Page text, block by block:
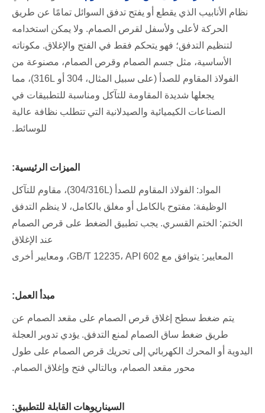
نظام الأنابيب الذي يقطع أو يفتح تدفق السوائل تمامًا عن طريق
الحركة لأعلى ولأسفل لقرص الصمام. ولا يمكن استخدامه
لتنظيم التدفق؛ فهو يتحكم فقط في الفتح والإغلاق. مكوناته
الأساسية، مثل جسم الصمام وقرص الصمام، مصنوعة من
الفولاذ المقاوم للصدأ (على سبيل المثال، 304 أو 316L)، مما
يجعلها شديدة المقاومة للتآكل ومناسبة للتطبيقات في
الصناعات الكيميائية والصيدلانية التي تتطلب نظافة عالية
للوسائط.
الميزات الرئيسية:
المواد: الفولاذ المقاوم للصدأ (304/316L)، مقاوم للتآكل
الوظيفة: مفتوح بالكامل أو مغلق بالكامل، لا ينظم التدفق
الختم: الختم القسري. يجب تطبيق الضغط على قرص الصمام
عند الإغلاق
المعايير: يتوافق مع GB/T 12235، API 602، ومعايير أخرى
مبدأ العمل:
يتم ضغط سطح إغلاق قرص الصمام على مقعد الصمام عن
طريق ضغط ساق الصمام لمنع التدفق. يؤدي تدوير العجلة
اليدوية أو المحرك الكهربائي إلى تحريك قرص الصمام على طول
محور مقعد الصمام، وبالتالي فتح وإغلاق الصمام.
السيناريوهات القابلة للتطبيق: